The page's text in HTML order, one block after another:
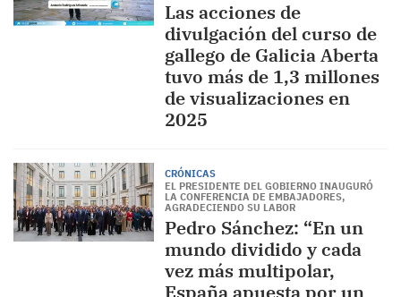
Las acciones de
divulgación del curso de
gallego de Galicia Aberta
tuvo más de 1,3 millones
de visualizaciones en
2025
CRÓNICAS
EL PRESIDENTE DEL GOBIERNO INAUGURÓ
LA CONFERENCIA DE EMBAJADORES,
AGRADECIENDO SU LABOR
Pedro Sánchez: “En un
mundo dividido y cada
vez más multipolar,
España apuesta por un